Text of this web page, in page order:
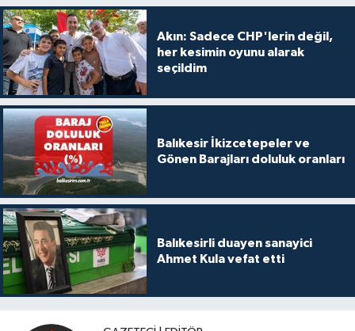
Akın: Sadece CHP'lerin değil,
her kesimin oyunu alarak
seçildim
Balıkesir İkizcetepeler ve
Gönen Barajları doluluk oranları
Balıkesirli duayen sanayici
Ahmet Kula vefat etti